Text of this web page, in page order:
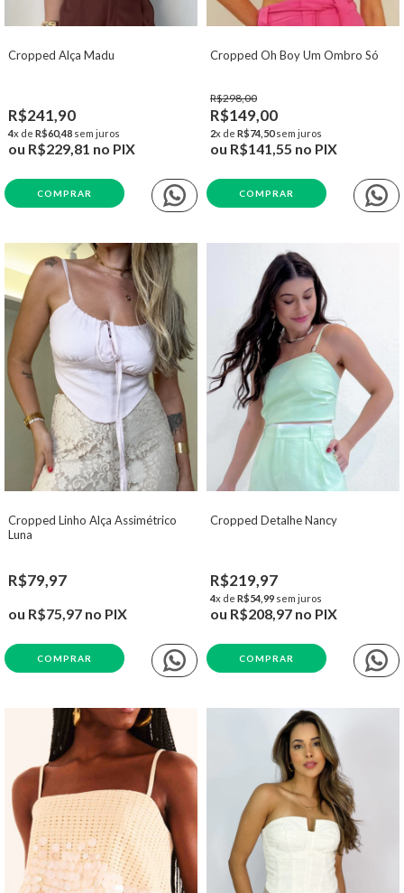
Cropped Alça Madu
R$241,90
4x de R$60,48 sem juros
ou R$229,81 no PIX
COMPRAR
Cropped Oh Boy Um Ombro Só
R$298,00
R$149,00
2x de R$74,50sem juros
ou R$141,55 no PIX
COMPRAR
Cropped Linho Alça Assimétrico
Luna
R$79,97
ou R$75,97 no PIX
COMPRAR
Cropped Detalhe Nancy
R$219,97
4x de R$54,99 sem juros
ou R$208,97 no PIX
COMPRAR